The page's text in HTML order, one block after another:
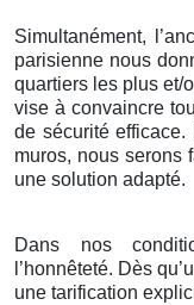
Simultanément,
parisienne nous
quartiers les plus et/
vise à convaincre
de sécurité
muros, nous serons
une solution adapté.
Dans nos
l’honnêteté. Dès
une tarification